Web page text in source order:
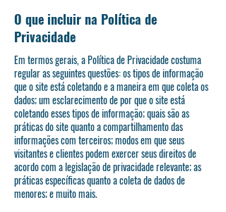
O que incluir na Política de
Privacidade
Em termos gerais, a Política de Privacidade costuma
regular as seguintes questões: os tipos de informação
que o site está coletando e a maneira em que coleta os
dados; um esclarecimento de por que o site está
coletando esses tipos de informação; quais são as
práticas do site quanto a compartilhamento das
informações com terceiros; modos em que seus
visitantes e clientes podem exercer seus direitos de
acordo com a legislação de privacidade relevante; as
práticas específicas quanto a coleta de dados de
menores; e muito mais.